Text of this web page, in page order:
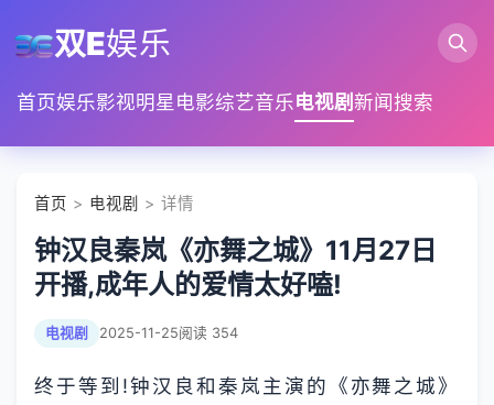
双E娱乐
首页娱乐影视明星电影综艺音乐电视剧新闻搜索
首页 > 电视剧 > 详情
钟汉良秦岚《亦舞之城》11月27日
开播,成年人的爱情太好嗑!
电视剧 2025-11-25阅读 354
终于等到!钟汉良和秦岚主演的《亦舞之城》